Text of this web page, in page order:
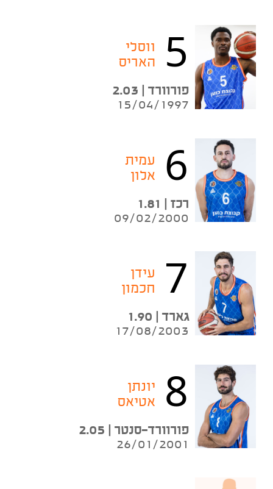
5
ווסלי
האריס
פורוורד | 2.03
15/04/1997
6
עמית
אלון
רכז | 1.81
09/02/2000
7
עידן
חכמון
גארד | 1.90
17/08/2003
8
יונתן
אטיאס
פורוורד-סנטר | 2.05
26/01/2001